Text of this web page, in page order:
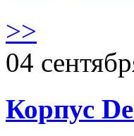
>>
04
Корпус